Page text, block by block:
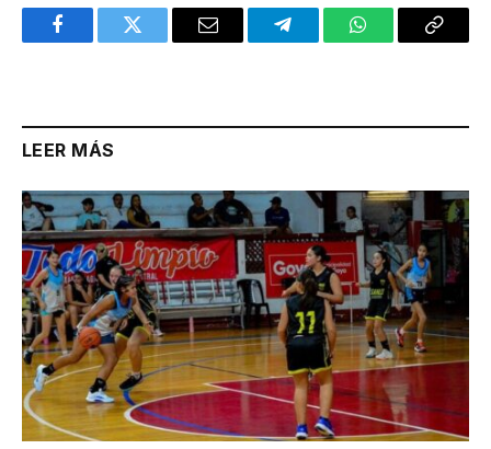
FacebookTwitter Email TelegramWhatsAppCopy
LEER MÁS